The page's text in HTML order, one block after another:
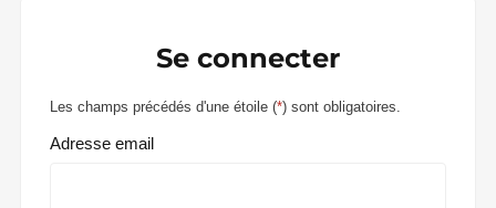
Se connecter
Les champs précédés d'une étoile (*) sont obligatoires.
Adresse email